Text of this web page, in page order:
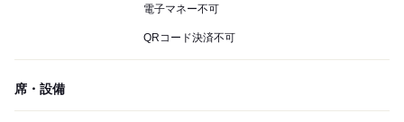
電子マネー不可
QRコード決済不可
席・設備